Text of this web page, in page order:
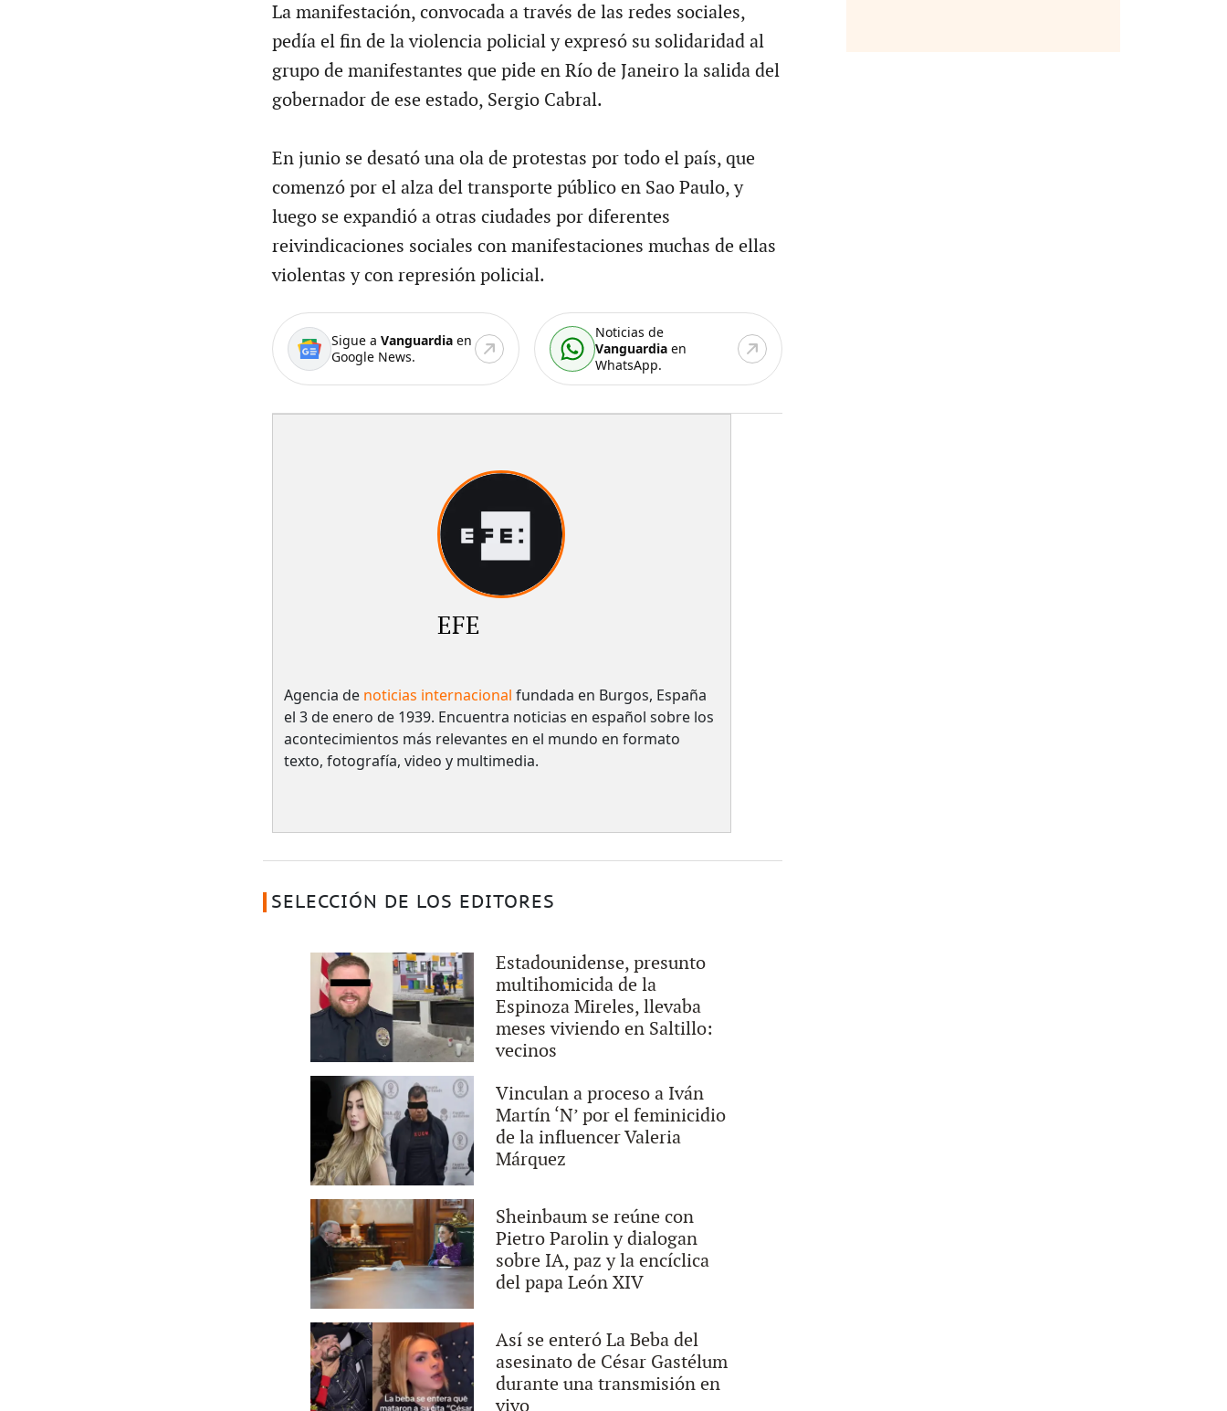
La manifestación, convocada a través de las redes sociales,
pedía el fin de la violencia policial y expresó su solidaridad al
grupo de manifestantes que pide en Río de Janeiro la salida del
gobernador de ese estado, Sergio Cabral.
En junio se desató una ola de protestas por todo el país, que
comenzó por el alza del transporte público en Sao Paulo, y
luego se expandió a otras ciudades por diferentes
reivindicaciones sociales con manifestaciones muchas de ellas
violentas y con represión policial.
Sigue a Vanguardiaen
Google News.
Noticias de
Vanguardia en
WhatsApp.
EFE
Agencia de noticias internacional fundada en Burgos, España
el 3 de enero de 1939. Encuentra noticias en español sobre los
acontecimientos más relevantes en el mundo en formato
texto, fotografía, video y multimedia.
SELECCIÓN DE LOS EDITORES
Estadounidense, presunto
multihomicida de la
Espinoza Mireles, llevaba
meses viviendo en Saltillo:
vecinos
Vinculan a proceso a Iván
Martín ‘N’ por el feminicidio
de la influencer Valeria
Márquez
Sheinbaum se reúne con
Pietro Parolin y dialogan
sobre IA, paz y la encíclica
del papa León XIV
Así se enteró La Beba del
asesinato de César Gastélum
durante una transmisión en
vivo